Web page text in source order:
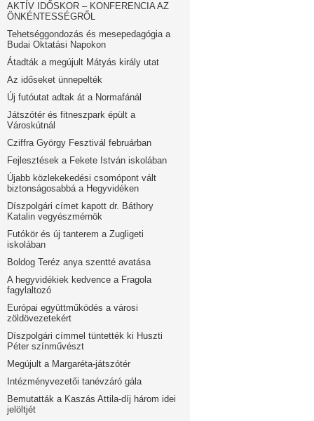
AKTÍV IDŐSKOR – KONFERENCIA AZ
ÖNKÉNTESSÉGRŐL
Tehetséggondozás és mesepedagógia a
Budai Oktatási Napokon
Átadták a megújult Mátyás király utat
Az időseket ünnepelték
Új futóutat adtak át a Normafánál
Játszótér és fitneszpark épült a
Városkútnál
Cziffra György Fesztivál februárban
Fejlesztések a Fekete István iskolában
Újabb közlekekedési csomópont vált
biztonságosabbá a Hegyvidéken
Díszpolgári címet kapott dr. Báthory
Katalin vegyészmérnök
Futókör és új tanterem a Zugligeti
iskolában
Boldog Teréz anya szentté avatása
A hegyvidékiek kedvence a Fragola
fagylaltozó
Európai együttműködés a városi
zöldövezetekért
Díszpolgári címmel tüntették ki Huszti
Péter színművészt
Megújult a Margaréta-játszótér
Intézményvezetői tanévzáró gála
Bemutatták a Kaszás Attila-díj három idei
jelöltjét